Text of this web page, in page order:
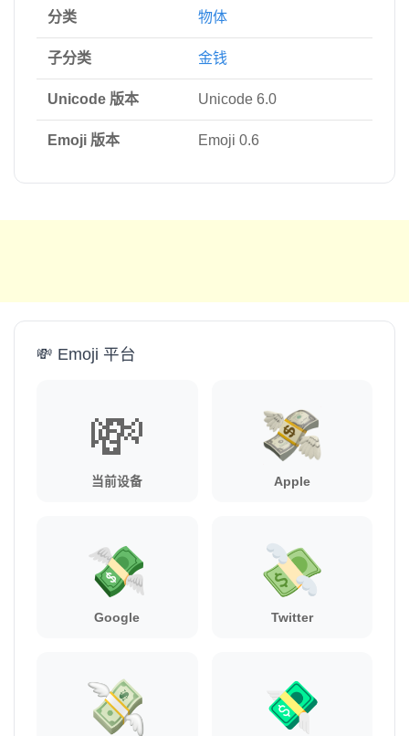
分类 物体
子分类 金钱
Unicode 版本 Unicode 6.0
Emoji 版本 Emoji 0.6
💸 Emoji 平台
💸
当前设备 Apple
Google Twitter